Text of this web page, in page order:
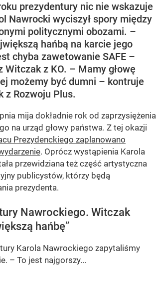
prezydentury nic nie wskazuje
Nawrocki wyciszył spory między
politycznymi obozami. –
hańbą na karcie jego
chyba zawetowanie SAFE –
Witczak z KO. – Mamy głowę
możemy być dumni – kontruje
z Rozwoju Plus.
mija dokładnie rok od zaprzysiężenia
na urząd głowy państwa. Z tej okazji
Prezydenckiego zaplanowano
. Oprócz wystąpienia Karola
przewidziana też część artystyczna
publicystów, którzy będą
prezydenta.
Nawrockiego. Witczak
hańbę”
Karola Nawrockiego zapytaliśmy
– To jest najgorszy...